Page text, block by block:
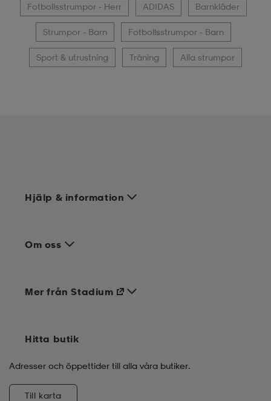
Fotbollsstrumpor - Herr ADIDAS Barnkläder
Strumpor - Barn Fotbollsstrumpor - Barn
Sport & utrustning Träning Alla strumpor
Hjälp & information
Om oss
Mer från Stadium
Hitta butik
Adresser och öppettider till alla våra butiker.
Till karta